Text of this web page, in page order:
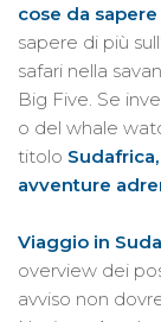
cose da sapere
sapere di più
safari nella
Big Five. Se
o del whale
titolo
avventure
Viaggio in
overview dei
avviso non